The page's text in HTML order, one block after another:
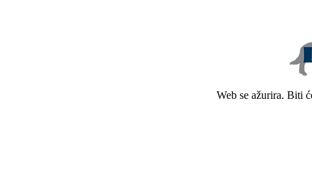
Web se ažurira. Biti